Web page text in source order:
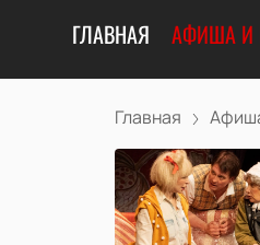
ГЛАВНАЯ АФИША И
Главная